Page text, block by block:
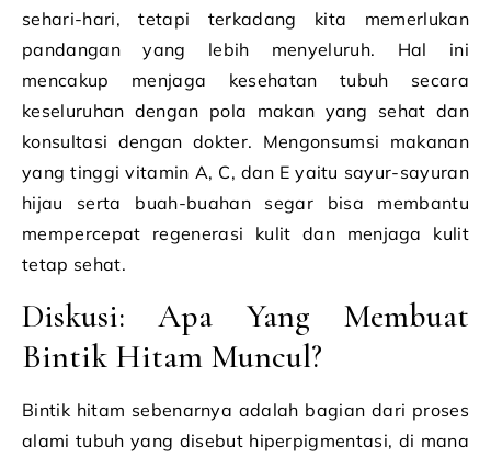
sehari-hari, tetapi terkadang kita memerlukan
pandangan yang lebih menyeluruh. Hal ini
mencakup menjaga kesehatan tubuh secara
keseluruhan dengan pola makan yang sehat dan
konsultasi dengan dokter. Mengonsumsi makanan
yang tinggi vitamin A, C, dan E yaitu sayur-sayuran
hijau serta buah-buahan segar bisa membantu
mempercepat regenerasi kulit dan menjaga kulit
tetap sehat.
Diskusi: Apa Yang Membuat
Bintik Hitam Muncul?
Bintik hitam sebenarnya adalah bagian dari proses
alami tubuh yang disebut hiperpigmentasi, di mana